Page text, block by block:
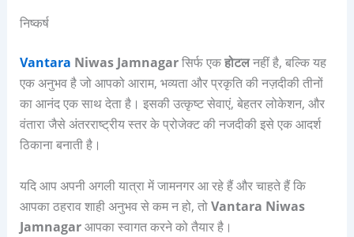
निष्कर्ष
Vantara Niwas Jamnagarसिर्फ एकहोटलनहीं है, बल्कि यह
एक अनुभव है जो आपको आराम, भव्यता और प्रकृति की नज़दीकी तीनों
का आनंद एक साथ देता है। इसकी उत्कृष्ट सेवाएं, बेहतर लोकेशन, और
वंतारा जैसे अंतरराष्ट्रीय स्तर के प्रोजेक्ट की नजदीकी इसे एक आदर्श
ठिकाना बनाती है।
यदि आप अपनी अगली यात्रा में जामनगर आ रहे हैं और चाहते हैं कि
आपका ठहराव शाही अनुभव से कम न हो, तोVantara Niwas
Jamnagarआपका स्वागत करने को तैयार है।